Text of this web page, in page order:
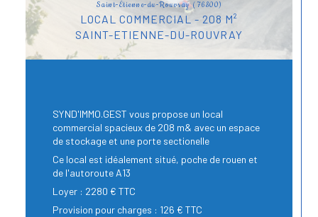
Saint-Étienne-du-Rouvray (76800)
LOCAL COMMERCIAL - 208 M²
SAINT-ETIENNE-DU-ROUVRAY
SYND'IMMO.GEST vous propose un local
commercial spacieux de 208 m& avec un espace
de stockage et une porte sectionelle
Ce local est idéalement situé, poche de rouen et
de l'autoroute A13
Loyer : 2280 € TTC
Provision pour charges : 126 € TTC